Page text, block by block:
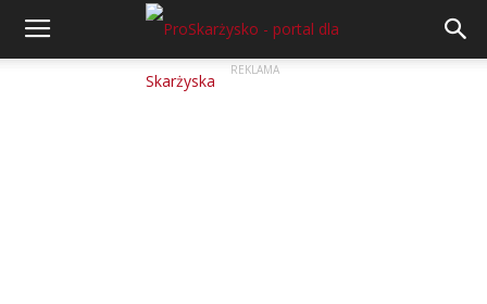
REKLAMA